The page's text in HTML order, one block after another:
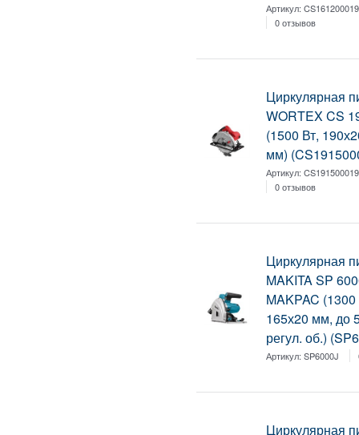
Артикул:CS161200019
0 отзывов
Циркулярная
WORTEX CS
(1500 Вт,
мм)
Артикул:CS191500019
0 отзывов
Циркулярная
MAKITA SP
MAKPAC (1300
165х20 мм, до
регул. об.)
Артикул:SP6000J
Циркулярная